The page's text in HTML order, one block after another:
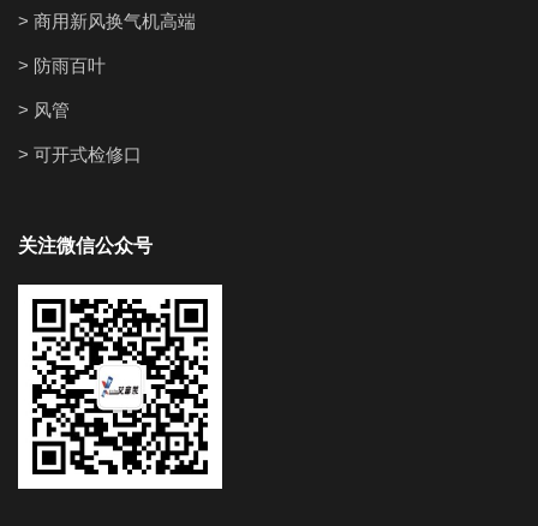
> 商用新风换气机高端
> 防雨百叶
> 风管
> 可开式检修口
关注微信公众号